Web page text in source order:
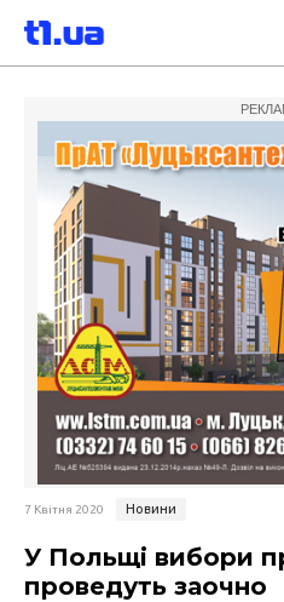
7 Квітня 2020 Новини
У Польщі вибори
проведуть заочно